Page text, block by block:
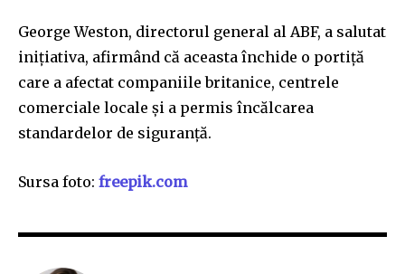
George Weston, directorul general al ABF, a salutat
inițiativa, afirmând că aceasta închide o portiță
care a afectat companiile britanice, centrele
comerciale locale și a permis încălcarea
standardelor de siguranță.
Sursa foto: freepik.com